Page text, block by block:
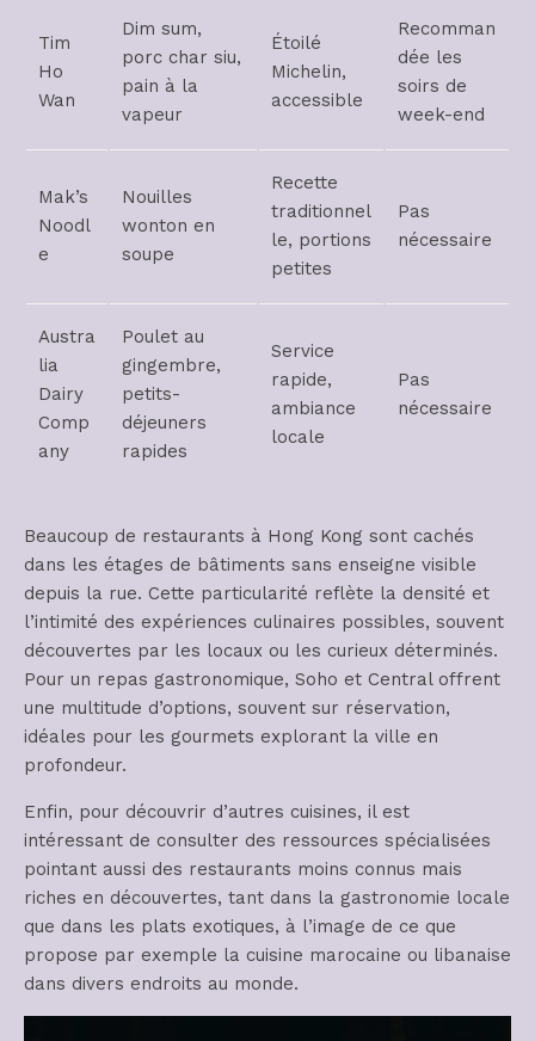
Tim
Ho
Wan
Dim sum,
porc char siu,
pain à la
vapeur
Étoilé
Michelin,
accessible
Recomman
dée les
soirs de
week-end
Mak’s
Noodl
e
Nouilles
wonton en
soupe
Recette
traditionnel
le, portions
petites
Pas
nécessaire
Austra
lia
Dairy
Comp
any
Poulet au
gingembre,
petits-
déjeuners
rapides
Service
rapide,
ambiance
locale
Pas
nécessaire
Beaucoup de restaurants à Hong Kong sont cachés
dans les étages de bâtiments sans enseigne visible
depuis la rue. Cette particularité reflète la densité et
l’intimité des expériences culinaires possibles, souvent
découvertes par les locaux ou les curieux déterminés.
Pour un repas gastronomique, Soho et Central offrent
une multitude d’options, souvent sur réservation,
idéales pour les gourmets explorant la ville en
profondeur.
Enfin, pour découvrir d’autres cuisines, il est
intéressant de consulter des ressources spécialisées
pointant aussi des restaurants moins connus mais
riches en découvertes, tant dans la gastronomie locale
que dans les plats exotiques, à l’image de ce que
propose par exemple la cuisine marocaine ou libanaise
dans divers endroits au monde.